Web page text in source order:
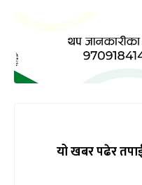
यो खबर पढेर